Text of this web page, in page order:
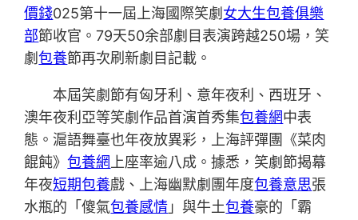
價錢025第十一屆上海國際笑劇 女大生包養俱樂
部節收官。79天50余部劇目表演跨越250場，笑
劇包養節再次刷新劇目記載。
本屆笑劇節有匈牙利、意年夜利、西班牙、
澳年夜利亞等笑劇作品首演首秀集包養網中表
態。滬語舞臺也年夜放異彩，上海評彈團《菜肉
餛飩》包養網上座率逾八成。據悉，笑劇節揭幕
年夜短期包養戲、上海幽默劇團年度包養意思張
水瓶的「傻氣包養感情 」與牛土包養豪的「霸